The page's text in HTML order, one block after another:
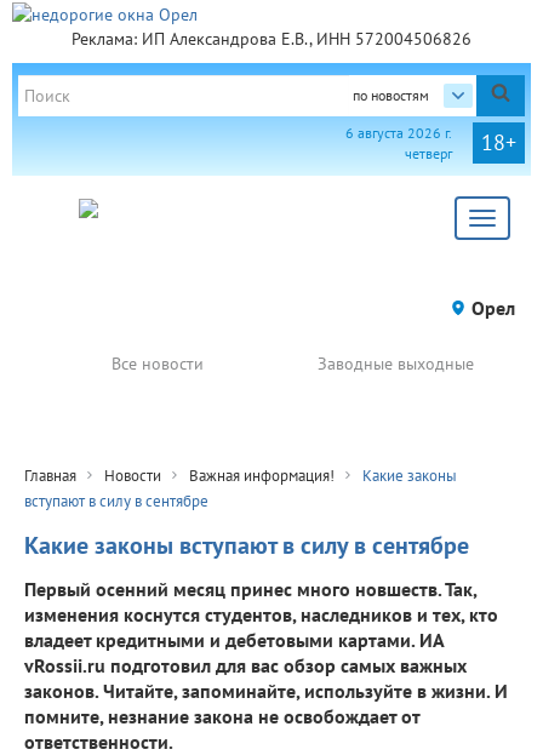
Реклама: ИП Александрова Е.В., ИНН 572004506826
по новостям
18+
6 августа 2026 г.
четверг
Toggle
Орел
Все новости Заводные выходные
Главная Новости Важная информация!
Какие законы
вступают в силу в сентябре
Какие законы вступают в силу в сентябре
Первый осенний месяц принес много новшеств. Так,
изменения коснутся студентов, наследников и тех, кто
владеет кредитными и дебетовыми картами. ИА
vRossii.ru подготовил для вас обзор самых важных
законов. Читайте, запоминайте, используйте в жизни. И
помните, незнание закона не освобождает от
ответственности.